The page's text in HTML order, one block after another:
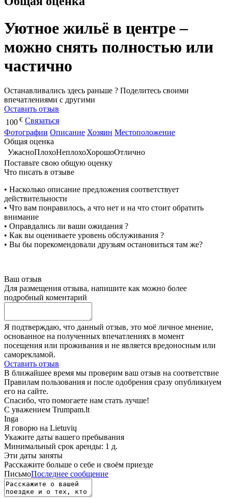
Уютное жильё в центре –
можно снять полностью или
частично
Останавливались здесь раньше ? Поделитесь своими
впечатлениями с другими
Оставить отзыв
100 € Связаться
Фотографии Описание Хозяин Местоположение
Общая оценка
УжасноПлохоНеплохоХорошоОтлично
Поставьте свою общую оценку
Что писать в отзыве
• Насколько описание предложения соответствует
действительности
• Что вам понравилось, а что нет и на что стоит обратить
внимание
• Оправдались ли ваши ожидания ?
• Как вы оцениваете уровень обслуживания ?
• Вы бы порекомендовали друзьям остановиться там же?
Ваш отзыв
Для размещения отзыва, напишите как можно более
подробный коментарий
Я подтверждаю, что данный отзыв, это моё личное мнение,
основанное на полученных впечатлениях в момент
посещения или проживания и не является вредоносным или
саморекламой.
Оставить отзыв
В ближайшее время мы проверим ваш отзыв на соответствие
Правилам пользования и после одобрения сразу опубликиуем
его на сайте.
Спасибо, что помогаете нам стать лучше!
С уважением Trumpam.lt
Inga
Я говорю на Lietuvių
Укажите даты вашего пребывания
Минимальный срок аренды: 1 д.
Эти даты заняты
Расскажите больше о себе и своём приезде
ПисьмоПоследнее сообщение